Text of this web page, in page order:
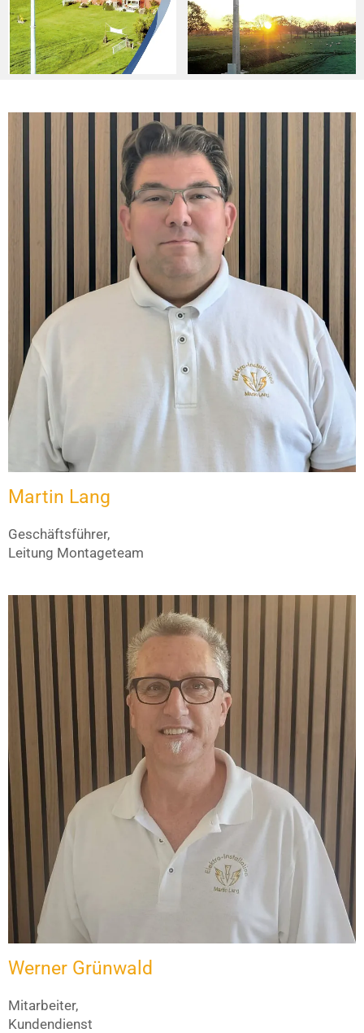
Martin Lang
Geschäftsführer,
Leitung Montageteam
Werner Grünwald
Mitarbeiter,
Kundendienst